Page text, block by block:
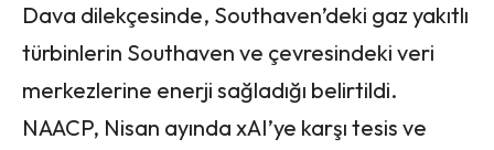
Dava dilekçesinde, Southaven’deki gaz yakıtlı
türbinlerin Southaven ve çevresindeki veri
merkezlerine enerji sağladığı belirtildi.
NAACP, Nisan ayında xAI’ye karşı tesis ve